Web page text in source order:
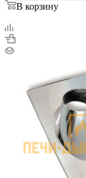
В корзину